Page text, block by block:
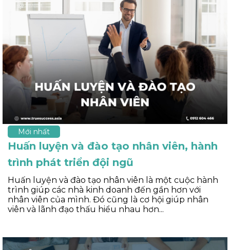
Mới nhất
Huấn luyện và đào tạo nhân viên, hành
trình phát triển đội ngũ
Huấn luyện và đào tạo nhân viên là một cuộc hành
trình giúp các nhà kinh doanh đến gần hơn với
nhân viên của mình. Đó cũng là cơ hội giúp nhân
viên và lãnh đạo thấu hiểu nhau hơn...